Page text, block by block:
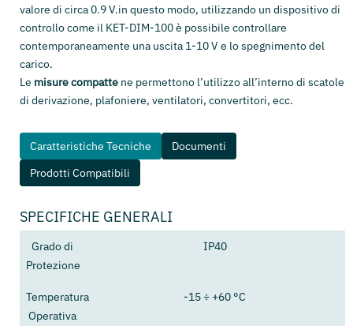
valore di circa 0.9 V.in questo modo, utilizzando un dispositivo di
controllo come il KET-DIM-100 è possibile controllare
contemporaneamente una uscita 1-10 V e lo spegnimento del
carico.
Le misure compatte ne permettono l’utilizzo all’interno di scatole
di derivazione, plafoniere, ventilatori, convertitori, ecc.
Caratteristiche Tecniche
Documenti
Prodotti Compatibili
SPECIFICHE GENERALI
Grado di
Protezione
IP40
Temperatura
Operativa
-15 ÷ +60 °C